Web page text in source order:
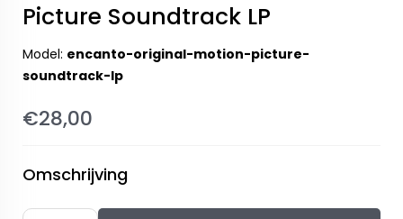
Picture Soundtrack LP
Model: encanto-original-motion-picture-
soundtrack-lp
€28,00
Omschrijving